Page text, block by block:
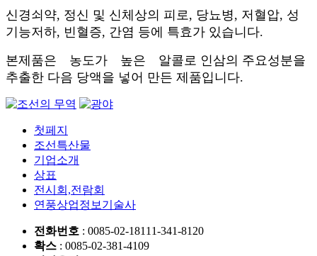
신경쇠약, 정신 및 신체상의 피로, 당뇨병, 저혈압, 성
기능저하, 빈혈증, 간염 등에 특효가 있습니다.
본제품은 농도가 높은 알콜로 인삼의 주요성분을
추출한 다음 당액을 넣어 만든 제품입니다.
첫페지
조선특산물
기업소개
상표
전시회,전람회
연풍상업정보기술사
전화번호 : 0085-02-18111-341-8120
확스 : 0085-02-381-4109